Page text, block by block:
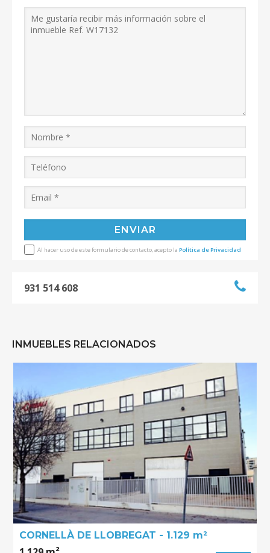
Al hacer uso de este formulario de contacto, acepto la Política de Privacidad
931 514 608
INMUEBLES RELACIONADOS
CORNELLÀ DE LLOBREGAT - 1.129 m²